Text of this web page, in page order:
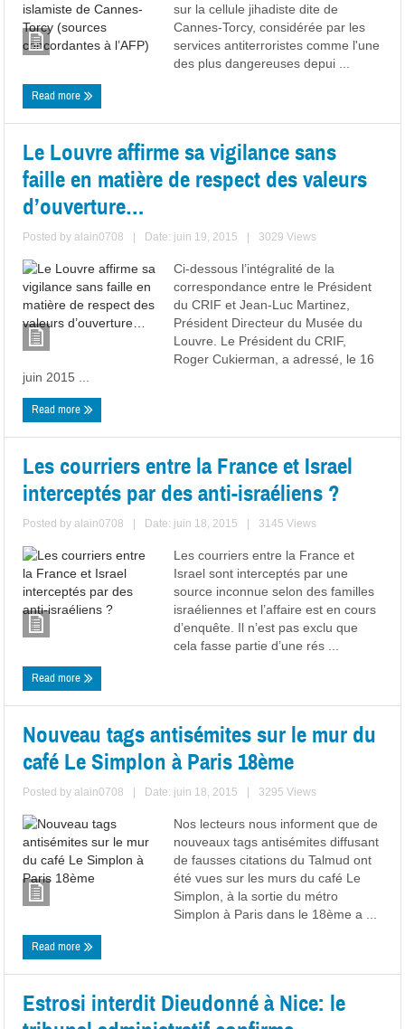
sur la cellule jihadiste dite de
Cannes-Torcy, considérée par les
services antiterroristes comme l'une
des plus dangereuses depui ...
Read more
Le Louvre affirme sa vigilance sans
faille en matière de respect des valeurs
d’ouverture…
Posted byalain0708 Date: juin 19, 2015 3029 Views
Ci-dessous l’intégralité de la
correspondance entre le Président
du CRIF et Jean-Luc Martinez,
Président Directeur du Musée du
Louvre. Le Président du CRIF,
Roger Cukierman, a adressé, le 16
juin 2015 ...
Read more
Les courriers entre la France et Israel
interceptés par des anti-israéliens ?
Posted byalain0708 Date: juin 18, 2015 3145 Views
Les courriers entre la France et
Israel sont interceptés par une
source inconnue selon des familles
israéliennes et l’affaire est en cours
d’enquête. Il n’est pas exclu que
cela fasse partie d’une rés ...
Read more
Nouveau tags antisémites sur le mur du
café Le Simplon à Paris 18ème
Posted byalain0708 Date: juin 18, 2015 3295 Views
Nos lecteurs nous informent que de
nouveaux tags antisémites diffusant
de fausses citations du Talmud ont
été vues sur les murs du café Le
Simplon, à la sortie du métro
Simplon à Paris dans le 18ème a ...
Read more
Estrosi interdit Dieudonné à Nice: le